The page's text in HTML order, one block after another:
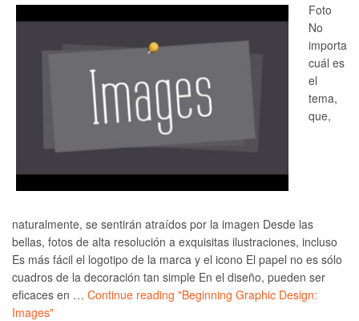
Foto
No
importa
cuál es
el
tema,
que,
naturalmente, se sentirán atraídos por la imagen Desde las
bellas, fotos de alta resolución a exquisitas ilustraciones, incluso
Es más fácil el logotipo de la marca y el icono El papel no es sólo
cuadros de la decoración tan simple En el diseño, pueden ser
eficaces en … Continue reading "Beginning Graphic Design:
Images"